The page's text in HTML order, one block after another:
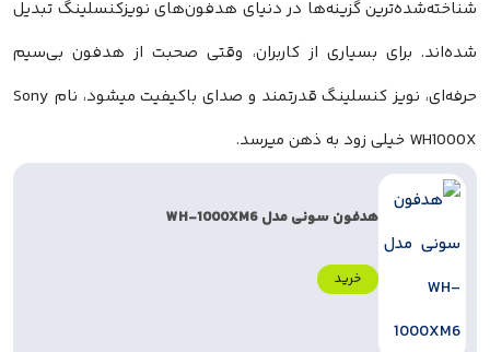
شناخته‌شده‌ترین گزینه‌ها در دنیای هدفون‌های نویزکنسلینگ تبدیل
شده‌اند. برای بسیاری از کاربران، وقتی صحبت از هدفون بی‌سیم
حرفه‌ای، نویز کنسلینگ قدرتمند و صدای باکیفیت میشود، نام Sony
WH1000X خیلی زود به ذهن میرسد.
هدفون سونی مدل WH-1000XM6
خرید